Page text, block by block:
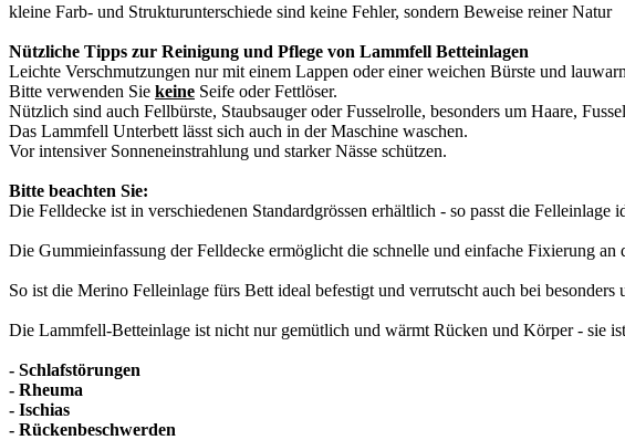
kleine Farb- und Strukturunterschiede sind keine Fehler, sondern Beweise reiner Natur
Nützliche Tipps zur Reinigung und Pflege von Lammfell Betteinlagen
Leichte Verschmutzungen nur mit einem Lappen oder einer weichen Bürste und
Bitte verwenden Sie keine Seife oder Fettlöser.
Nützlich sind auch Fellbürste, Staubsauger oder Fusselrolle, besonders um Haare,
Das Lammfell Unterbett lässt sich auch in der Maschine waschen.
Vor intensiver Sonneneinstrahlung und starker Nässe schützen.
Bitte beachten Sie:
Die Felldecke ist in verschiedenen Standardgrössen erhältlich - so passt die Felleinlage
Die Gummieinfassung der Felldecke ermöglicht die schnelle und einfache Fixierung an
So ist die Merino Felleinlage fürs Bett ideal befestigt und verrutscht auch bei besonders
Die Lammfell-Betteinlage ist nicht nur gemütlich und wärmt Rücken und Körper - sie
- Schlafstörungen
- Rheuma
- Ischias
- Rückenbeschwerden